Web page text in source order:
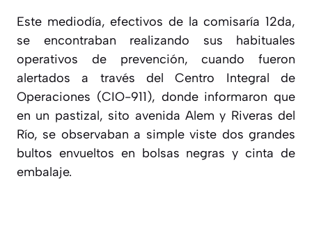
Este mediodía, efectivos de la comisaría 12da,
se encontraban realizando sus habituales
operativos de prevención, cuando fueron
alertados a través del Centro Integral de
Operaciones (CIO-911), donde informaron que
en un pastizal, sito avenida Alem y Riveras del
Río, se observaban a simple viste dos grandes
bultos envueltos en bolsas negras y cinta de
embalaje.